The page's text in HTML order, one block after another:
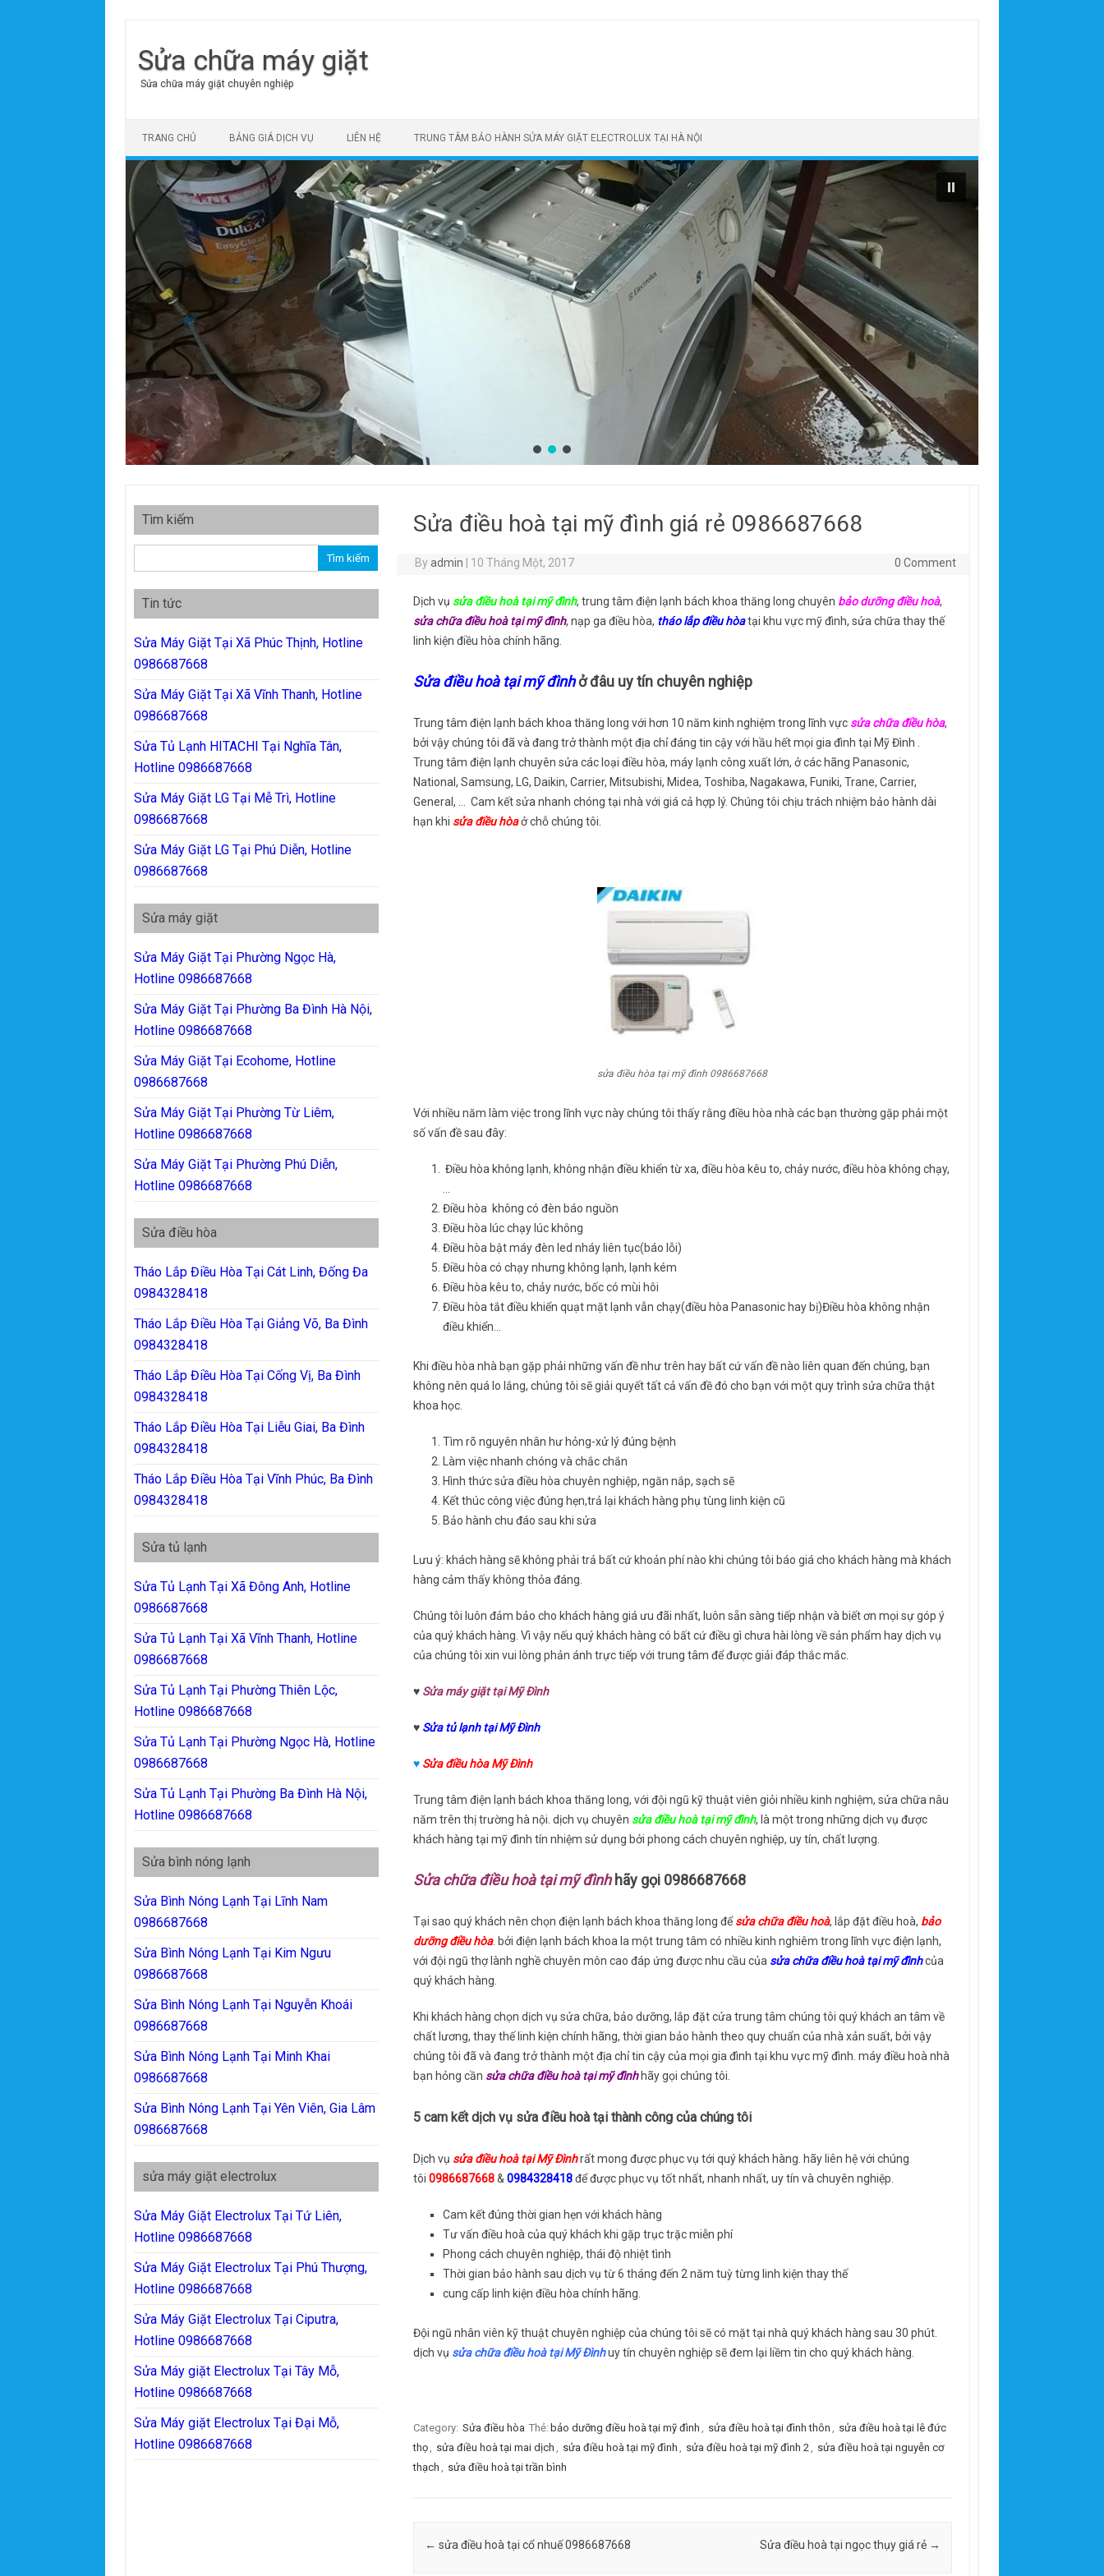
Sửa chữa máy giặt
Sửa chữa máy giặt chuyên nghiệp
TRANG CHỦ BẢNG GIÁ DỊCH VỤ LIÊN HỆ TRUNG TÂM BẢO HÀNH SỬA MÁY GIẶT ELECTROLUX TẠI HÀ NỘI
Sửa điều hoà tại mỹ đình giá rẻ 0986687668
Byadmin 10 Tháng Một, 2017 0 Comment
Dịch vụ sửa điều hoà tại mỹ đình, trung tâm điện lạnh bách khoa thăng long chuyên bảo dưỡng điều hoà,
sửa chữa điều hoà tại mỹ đình, nạp ga điều hòa, tháo lắp điều hòatại khu vực mỹ đình, sửa chữa thay thế
linh kiện điều hòa chính hãng.
Sửa điều hoà tại mỹ đìnhở đâu uy tín chuyên nghiệp
Trung tâm điện lạnh bách khoa thăng long với hơn 10 năm kinh nghiệm trong lĩnh vực sửa chữa điều hòa,
bởi vậy chúng tôi đã và đang trở thành một địa chỉ đáng tin cậy với hầu hết mọi gia đình tại Mỹ Đình .
Trung tâm điện lạnh chuyên sửa các loại điều hòa, máy lạnh công xuất lớn, ở các hãng Panasonic,
National, Samsung, LG, Daikin, Carrier, Mitsubishi, Midea, Toshiba, Nagakawa, Funiki, Trane, Carrier,
General, … Cam kết sửa nhanh chóng tại nhà với giá cả hợp lý. Chúng tôi chịu trách nhiệm bảo hành dài
hạn khi sửa điều hòaở chỗ chúng tôi.
sửa điều hòa tại mỹ đình 0986687668
Với nhiều năm làm việc trong lĩnh vực này chúng tôi thấy rằng điều hòa nhà các bạn thường gặp phải một
số vấn đề sau đây:
Điều hòa không lạnh, không nhận điều khiển từ xa, điều hòa kêu to, chảy nước, điều hòa không chạy,
Điều hòa không có đèn báo nguồn
Điều hòa lúc chạy lúc không
Điều hòa bật máy đèn led nháy liên tục(báo lỗi)
Điều hòa có chạy nhưng không lạnh, lạnh kém
Điều hòa kêu to, chảy nước, bốc có mùi hôi
Điều hòa tắt điều khiển quạt mặt lạnh vẫn chạy(điều hòa Panasonic hay bị)Điều hòa không nhận
điều khiển…
Khi điều hòa nhà bạn gặp phải những vấn đề như trên hay bất cứ vấn đề nào liên quan đến chúng, bạn
không nên quá lo lắng, chúng tôi sẽ giải quyết tất cả vấn đề đó cho bạn với một quy trình sửa chữa thật
khoa học.
Tìm rõ nguyên nhân hư hỏng-xử lý đúng bệnh
Làm việc nhanh chóng và chắc chắn
Hình thức sửa điều hòa chuyên nghiệp, ngăn nắp, sạch sẽ
Kết thúc công việc đúng hẹn,trả lại khách hàng phụ tùng linh kiện cũ
Bảo hành chu đáo sau khi sửa
Lưu ý: khách hàng sẽ không phải trả bất cứ khoản phí nào khi chúng tôi báo giá cho khách hàng mà khách
hàng cảm thấy không thỏa đáng.
Chúng tôi luôn đảm bảo cho khách hàng giá ưu đãi nhất, luôn sẵn sàng tiếp nhận và biết ơn mọi sự góp ý
của quý khách hàng. Vì vậy nếu quý khách hàng có bất cứ điều gì chưa hài lòng về sản phẩm hay dịch vụ
của chúng tôi xin vui lòng phản ánh trực tiếp với trung tâm để được giải đáp thắc mắc.
♥ Sửa máy giặt tại Mỹ Đình
♥ Sửa tủ lạnh tại Mỹ Đình
♥Sửa điều hòa Mỹ Đình
Trung tâm điện lạnh bách khoa thăng long, với đội ngũ kỹ thuật viên giỏi nhiều kinh nghiệm, sửa chữa nâu
năm trên thị trường hà nội. dịch vụ chuyên sửa điều hoà tại mỹ đình, là một trong những dịch vụ được
khách hàng tại mỹ đình tín nhiệm sử dụng bởi phong cách chuyên nghiệp, uy tín, chất lượng.
Sửa chữa điều hoà tại mỹ đìnhhãy gọi 0986687668
Tại sao quý khách nên chọn điện lạnh bách khoa thăng long đểsửa chữa điều hoà, lắp đặt điều hoà, bảo
dưỡng điều hòa. bởi điện lạnh bách khoa la một trung tâm có nhiều kinh nghiêm trong lĩnh vực điện lạnh,
với đội ngũ thợ lành nghề chuyên môn cao đáp ứng được nhu cầu của sửa chữa điều hoà tại mỹ đìnhcủa
quý khách hàng.
Khi khách hàng chọn dịch vụ sửa chữa, bảo dưỡng, lắp đặt cửa trung tâm chúng tôi quý khách an tâm về
chất lương, thay thế linh kiện chính hãng, thời gian bảo hành theo quy chuẩn của nhà xản suất, bởi vậy
chúng tôi đã và đang trở thành một địa chỉ tin cậy của mọi gia đình tại khu vực mỹ đình. máy điều hoà nhà
bạn hỏng cần sửa chữa điều hoà tại mỹ đìnhhãy gọi chúng tôi.
5 cam kết dịch vụ sửa điều hoà tại thành công của chúng tôi
Dịch vụ sửa điều hoà tại Mỹ Đìnhrất mong được phục vụ tới quý khách hàng. hãy liên hệ với chúng
tôi 0986687668& 0984328418để được phục vụ tốt nhất, nhanh nhất, uy tín và chuyên nghiệp.
Cam kết đúng thời gian hẹn với khách hàng
Tư vấn điều hoà của quý khách khi gặp trục trặc miễn phí
Phong cách chuyên nghiệp, thái độ nhiệt tình
Thời gian bảo hành sau dịch vụ từ 6 tháng đến 2 năm tuỳ từng linh kiện thay thế
cung cấp linh kiện điều hòa chính hãng.
Đội ngũ nhân viên kỹ thuật chuyên nghiệp của chúng tôi sẽ có mặt tại nhà quý khách hàng sau 30 phút.
dịch vụ sửa chữa điều hoà tại Mỹ Đìnhuy tín chuyên nghiệp sẽ đem lại liềm tin cho quý khách hàng.
Category: Sửa điều hòa Thẻ: bảo dưỡng điều hoà tại mỹ đình , sửa điều hoà tại đình thôn , sửa điều hoà tại lê đức
thọ, sửa điều hoà tại mai dịch , sửa điều hoà tại mỹ đình , sửa điều hoà tại mỹ đình 2, sửa điều hoà tại nguyễn cơ
thạch , sửa điều hoà tại trần bình
Post navigation
← sửa điều hoà tại cổ nhuế 0986687668 Sửa điều hoà tại ngọc thụy giá rẻ →
Tìm kiếm
Tin tức
Sửa Máy Giặt Tại Xã Phúc Thịnh, Hotline
0986687668
Sửa Máy Giặt Tại Xã Vĩnh Thanh, Hotline
0986687668
Sửa Tủ Lạnh HITACHI Tại Nghĩa Tân,
Hotline 0986687668
Sửa Máy Giặt LG Tại Mễ Trì, Hotline
0986687668
Sửa Máy Giặt LG Tại Phú Diễn, Hotline
0986687668
Sửa máy giặt
Sửa Máy Giặt Tại Phường Ngọc Hà,
Hotline 0986687668
Sửa Máy Giặt Tại Phường Ba Đình Hà Nội,
Hotline 0986687668
Sửa Máy Giặt Tại Ecohome, Hotline
0986687668
Sửa Máy Giặt Tại Phường Từ Liêm,
Hotline 0986687668
Sửa Máy Giặt Tại Phường Phú Diễn,
Hotline 0986687668
Sửa điều hòa
Tháo Lắp Điều Hòa Tại Cát Linh, Đống Đa
0984328418
Tháo Lắp Điều Hòa Tại Giảng Võ, Ba Đình
0984328418
Tháo Lắp Điều Hòa Tại Cống Vị, Ba Đình
0984328418
Tháo Lắp Điều Hòa Tại Liễu Giai, Ba Đình
0984328418
Tháo Lắp Điều Hòa Tại Vĩnh Phúc, Ba Đình
0984328418
Sửa tủ lạnh
Sửa Tủ Lạnh Tại Xã Đông Anh, Hotline
0986687668
Sửa Tủ Lạnh Tại Xã Vĩnh Thanh, Hotline
0986687668
Sửa Tủ Lạnh Tại Phường Thiên Lộc,
Hotline 0986687668
Sửa Tủ Lạnh Tại Phường Ngọc Hà, Hotline
0986687668
Sửa Tủ Lạnh Tại Phường Ba Đình Hà Nội,
Hotline 0986687668
Sửa bình nóng lạnh
Sửa Bình Nóng Lạnh Tại Lĩnh Nam
0986687668
Sửa Bình Nóng Lạnh Tại Kim Ngưu
0986687668
Sửa Bình Nóng Lạnh Tại Nguyễn Khoái
0986687668
Sửa Bình Nóng Lạnh Tại Minh Khai
0986687668
Sửa Bình Nóng Lạnh Tại Yên Viên, Gia Lâm
0986687668
sửa máy giặt electrolux
Sửa Máy Giặt Electrolux Tại Tứ Liên,
Hotline 0986687668
Sửa Máy Giặt Electrolux Tại Phú Thượng,
Hotline 0986687668
Sửa Máy Giặt Electrolux Tại Ciputra,
Hotline 0986687668
Sửa Máy giặt Electrolux Tại Tây Mỗ,
Hotline 0986687668
Sửa Máy giặt Electrolux Tại Đại Mỗ,
Hotline 0986687668